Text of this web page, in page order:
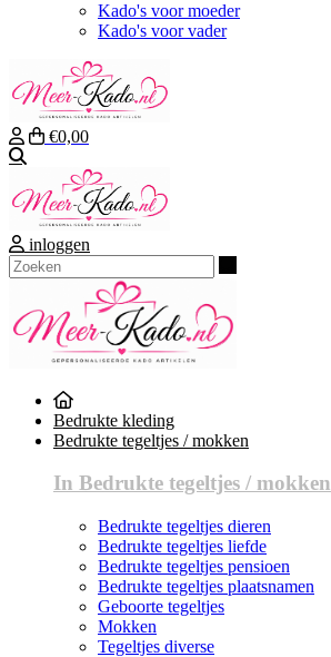
Kado's voor moeder
Kado's voor vader
€0,00
inloggen
Bedrukte kleding
Bedrukte tegeltjes / mokken
In Bedrukte tegeltjes / mokken
Bedrukte tegeltjes dieren
Bedrukte tegeltjes liefde
Bedrukte tegeltjes pensioen
Bedrukte tegeltjes plaatsnamen
Geboorte tegeltjes
Mokken
Tegeltjes diverse